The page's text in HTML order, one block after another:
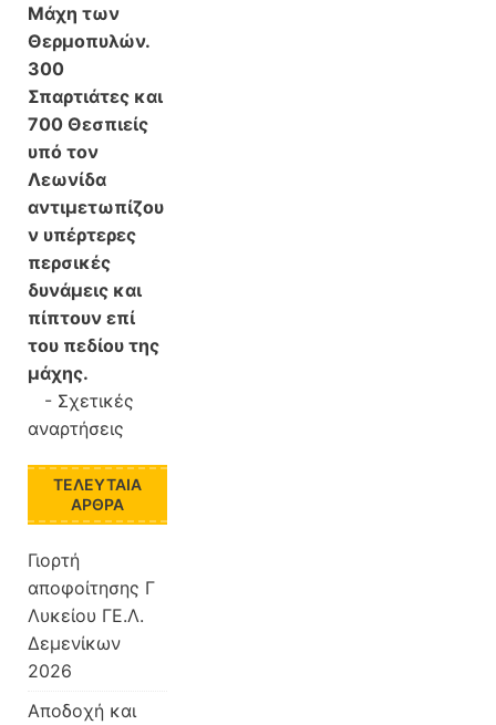
Μάχη των
Θερμοπυλών.
300
Σπαρτιάτες και
700 Θεσπιείς
υπό τον
Λεωνίδα
αντιμετωπίζου
ν υπέρτερες
περσικές
δυνάμεις και
πίπτουν επί
του πεδίου της
μάχης.
- Σχετικές
αναρτήσεις
ΤΕΛΕΥΤΑΊΑ
ΆΡΘΡΑ
Γιορτή
αποφοίτησης Γ
Λυκείου ΓΕ.Λ.
Δεμενίκων
2026
Αποδοχή και